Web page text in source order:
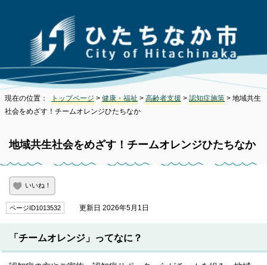
現在の位置： トップページ > 健康・福祉 > 高齢者支援 > 認知症施策 > 地域共生
社会をめざす！チームオレンジひたちなか
地域共生社会をめざす！チームオレンジひたちなか
いいね！
ページID1013532 更新日 2026年5月1日
「チームオレンジ」ってなに？